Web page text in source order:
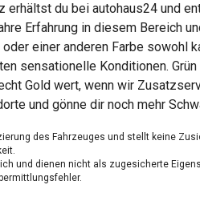
erhältst du bei autohaus24 und
Erfahrung in diesem Bereich
einer anderen Farbe
sensationelle Konditionen.
Gold wert, wenn wir
und gönne dir noch mehr
des Fahrzeuges und stellt keine
und dienen nicht als zugesicherte